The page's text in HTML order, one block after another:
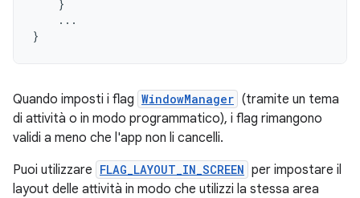
}
...
}
Quando imposti i flag WindowManager (tramite un tema
di attività o in modo programmatico), i flag rimangono
validi a meno che l'app non li cancelli.
Puoi utilizzare FLAG_LAYOUT_IN_SCREEN per impostare il
layout delle attività in modo che utilizzi la stessa area